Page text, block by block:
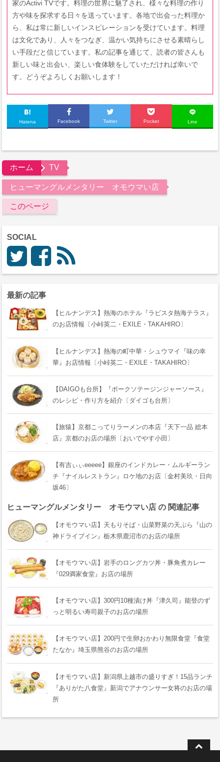
家のActivi TVです。料理の世界に魅了され、様々な料理の作り
方や味を探求する日々を送っています。各地で出会った料理か
ら、私は常に新しいインスピレーションを受けています。料理
は文化であり、人々をつなぎ、温かい気持ちにさせる素晴らし
い手段だと信じています。私の記事を通じて、読者の皆さんも
新しい味と出会い、楽しい食体験をしていただければ幸いで
す。どうぞよろしくお願いします！
Hatena Facebook Twitter Pocket Line
ホーム TV
ヒューマングルメンタリー オモウマい店
このページ
SOCIAL
最新の記事
【ヒルナンデス】熱海のホテル『ラビスタ熱海テラス』
のお店情報〔小峠英二・EXILE・TAKAHIRO〕
【ヒルナンデス】熱海の町中華・シュウマイ『味の幸
華』お店情報〔小峠英二・EXILE・TAKAHIRO〕
【DAIGOも台所】『ポークソテージンジャーソース』
のレシピ・作り方を紹介〔ダイゴも台所〕
【旅猿】京都こってりラーメンの本店『天下一品 総本
店』京都のお店の場所〔おいでやす小田〕
【有吉ぃぃeeeee】銀座のインドカレー・ムルギーラン
チ『ナイルレストラン』ロケ地のお店〔金村美玖・日向
坂46〕
ヒューマングルメンタリー オモウマい店 の 関連記事
【オモウマい店】天もりそば・山菜野菜の天ぷら『山の
神ドライブイン』栃木県鹿沼市のお店の場所
【オモウマい店】岩手のロングカツ丼・豚角煮カレー
『029満家食堂』お店の場所
【オモウマい店】300円10種漬け丼『津久司』能登のず
っと明るい寿司親子のお店の場所
【オモウマい店】200円で生卵おかわり無限食堂『食堂
たなか』埼玉県熊谷のお店の場所
【オモウマい店】新潟県上越市の盛りすぎ！15品ランチ
『ありがた八食堂』新潟でアナウンサー女将のお店の場
所